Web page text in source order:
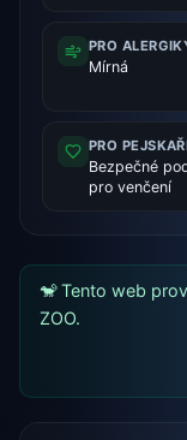
PRO
Mírná
PRO
Bezpečné
pro venčení
🐒 Tento web
ZOO.